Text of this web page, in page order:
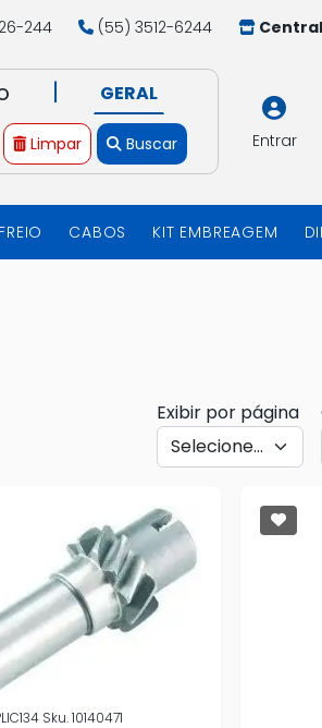
244 (55) 3512-6244
| GERAL
Limpar Buscar Entrar
FREIO CABOS KIT EMBREAGEM
Exibir por página
Sku.10140471